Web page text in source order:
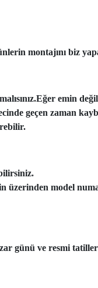
montajını biz
emin
geçen zaman
üzerinden model
günü ve resmi